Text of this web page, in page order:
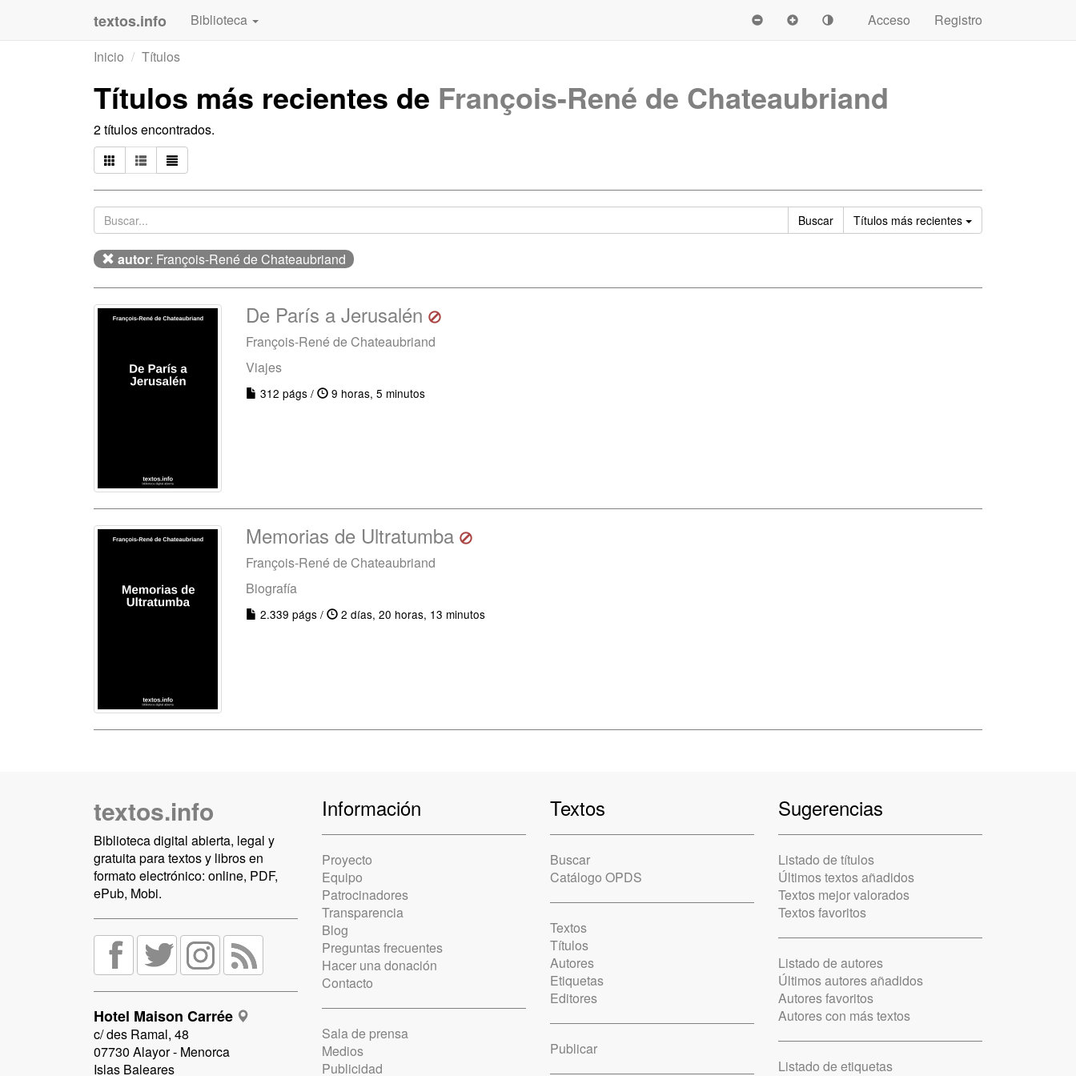
textos.info Biblioteca Acceso
Registro
Inicio
Títulos
Títulos más recientes de François-René de Chateaubriand
2 títulos encontrados.
Buscar Títulos más recientes Ordenar
autor: François-René de Chateaubriand
De París a Jerusalén
François-René de Chateaubriand
Viajes
312 págs / 9 horas, 5 minutos
Memorias de Ultratumba
François-René de Chateaubriand
Biografía
2.339 págs / 2 días, 20 horas, 13 minutos
textos.info
Biblioteca digital abierta, legal y
gratuita para textos y libros en
formato electrónico: online, PDF,
ePub, Mobi.
Hotel Maison Carrée
c/ des Ramal, 48
07730 Alayor - Menorca
Islas Baleares
Información
Proyecto
Equipo
Patrocinadores
Transparencia
Blog
Preguntas frecuentes
Hacer una donación
Contacto
Sala de prensa
Medios
Publicidad
Textos
Buscar
Catálogo OPDS
Textos
Títulos
Autores
Etiquetas
Editores
Publicar
Sugerencias
Listado de títulos
Últimos textos añadidos
Textos mejor valorados
Textos favoritos
Listado de autores
Últimos autores añadidos
Autores favoritos
Autores con más textos
Listado de etiquetas